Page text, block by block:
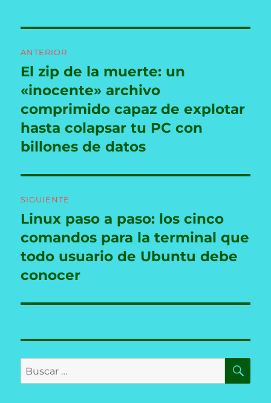
de
entradas
ANTERIOR
Entrada
anterior:
El zip de la muerte: un
«inocente» archivo
comprimido capaz de explotar
hasta colapsar tu PC con
billones de datos
SIGUIENTE
Entrada
siguiente:
Linux paso a paso: los cinco
comandos para la terminal que
todo usuario de Ubuntu debe
conocer
Buscar
por: